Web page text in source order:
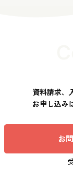
資料請求、
お申し込み
お